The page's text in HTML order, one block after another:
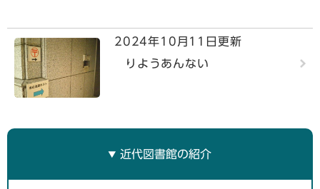
2024年10月11日更新
りようあんない
近代図書館の紹介